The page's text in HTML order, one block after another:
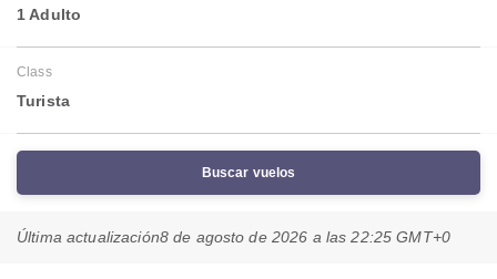
1 Adulto
Class
Turista
Buscar vuelos
Última actualización8 de agosto de 2026 a las 22:25 GMT+0